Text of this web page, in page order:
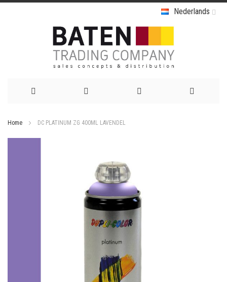
Nederlands
Home DC PLATINUM ZG 400ML LAVENDEL